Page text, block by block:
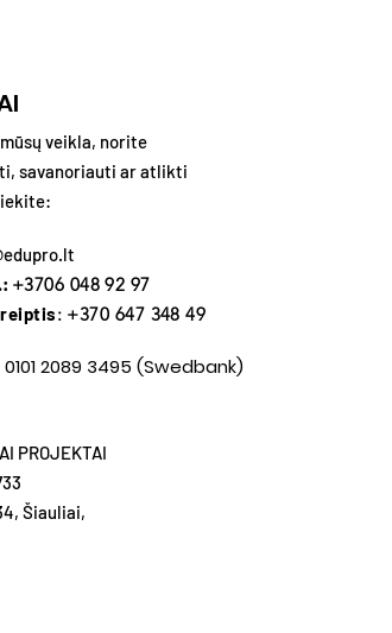
veikla, norite
savanoriauti ar atlikti
+3706 048 92 97
: +370 647 348 49
0101 2089 3495 (Swedbank)
PROJEKTAI
Šiauliai,